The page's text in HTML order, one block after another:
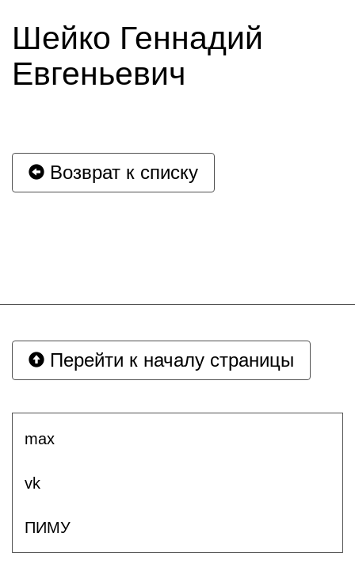
Шейко Геннадий
Евгеньевич
Возврат к списку
Перейти к началу страницы
max
vk
ПИМУ